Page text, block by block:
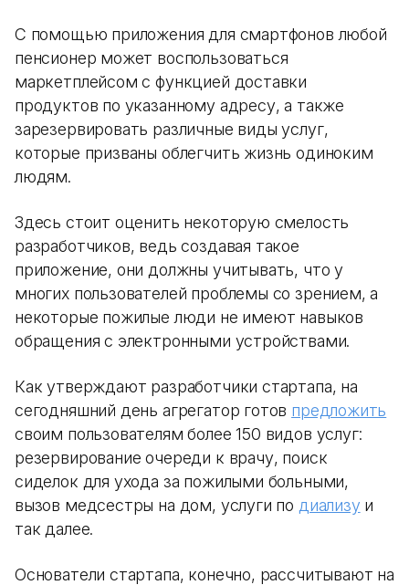
С помощью приложения для смартфонов любой
пенсионер может воспользоваться
маркетплейсом с функцией доставки
продуктов по указанному адресу, а также
зарезервировать различные виды услуг,
которые призваны облегчить жизнь одиноким
людям.
Здесь стоит оценить некоторую смелость
разработчиков, ведь создавая такое
приложение, они должны учитывать, что у
многих пользователей проблемы со зрением, а
некоторые пожилые люди не имеют навыков
обращения с электронными устройствами.
Как утверждают разработчики стартапа, на
сегодняшний день агрегатор готов предложить
своим пользователям более 150 видов услуг:
резервирование очереди к врачу, поиск
сиделок для ухода за пожилыми больными,
вызов медсестры на дом, услуги по диализу и
так далее.
Основатели стартапа, конечно, рассчитывают на